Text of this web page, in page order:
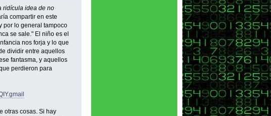
ridícula idea de no
compartir en este
por lo general tampoco
se sale." El niño es el
nos forja y lo que
dividir entre aquellos
fantasma, y aquellos
perdieron para
otras cosas. Si hay